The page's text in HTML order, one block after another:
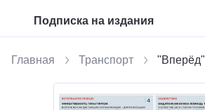
Подписка на издания
Главная Транспорт "Вперёд"